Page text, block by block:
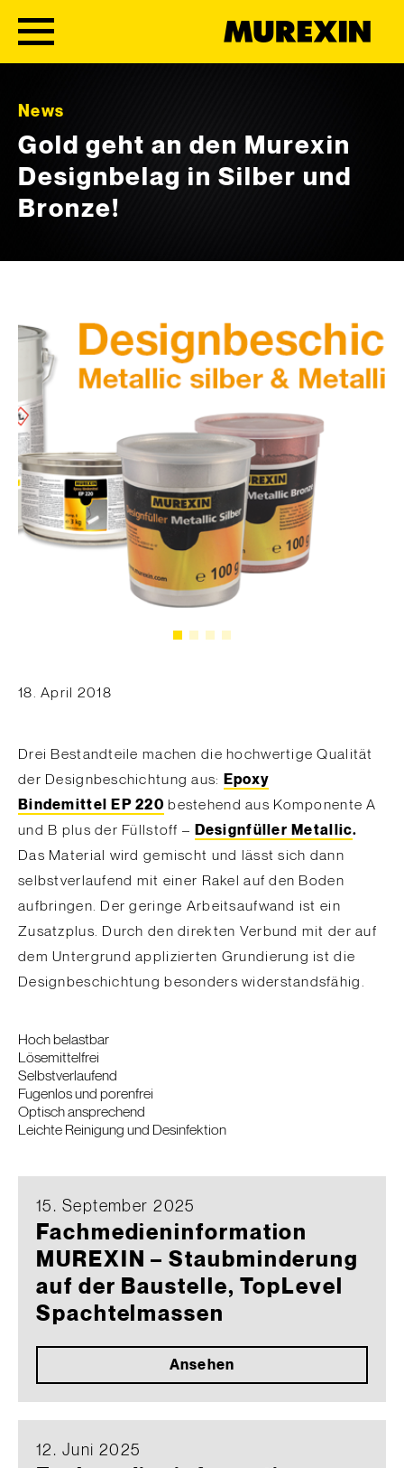
News
Gold geht an den Murexin
Designbelag in Silber und
Bronze!
18. April 2018
Drei Bestandteile machen die hochwertige Qualität
der Designbeschichtung aus: Epoxy
Bindemittel
EP 220 bestehend aus Komponente A
und B plus der Füllstoff – Designfüller Metallic.
Das Material wird gemischt und lässt sich dann
selbstverlaufend mit einer Rakel auf den Boden
aufbringen. Der geringe Arbeitsaufwand ist ein
Zusatzplus. Durch den direkten Verbund mit der auf
dem Untergrund applizierten Grundierung ist die
Designbeschichtung besonders widerstandsfähig.
Hoch belastbar
Lösemittelfrei
Selbstverlaufend
Fugenlos und porenfrei
Optisch ansprechend
Leichte Reinigung und Desinfektion
15. September 2025
Fachmedieninformation
MUREXIN – Staubminderung
auf der Baustelle, TopLevel
Spachtelmassen
Ansehen
12. Juni 2025